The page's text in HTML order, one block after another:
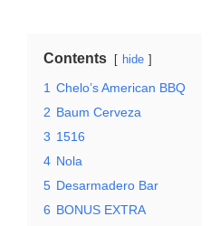
Contents hide
1 Chelo’s American BBQ
2 Baum Cerveza
3 1516
4 Nola
5 Desarmadero Bar
6 BONUS EXTRA